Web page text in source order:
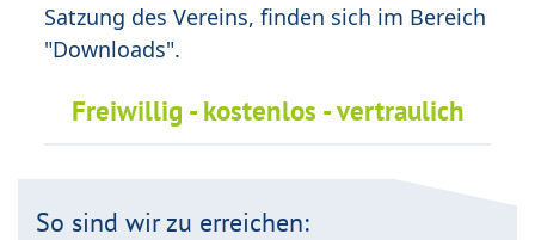
Satzung des Vereins, finden sich im Bereich
"Downloads".
Freiwillig - kostenlos - vertraulich
So sind wir zu erreichen: